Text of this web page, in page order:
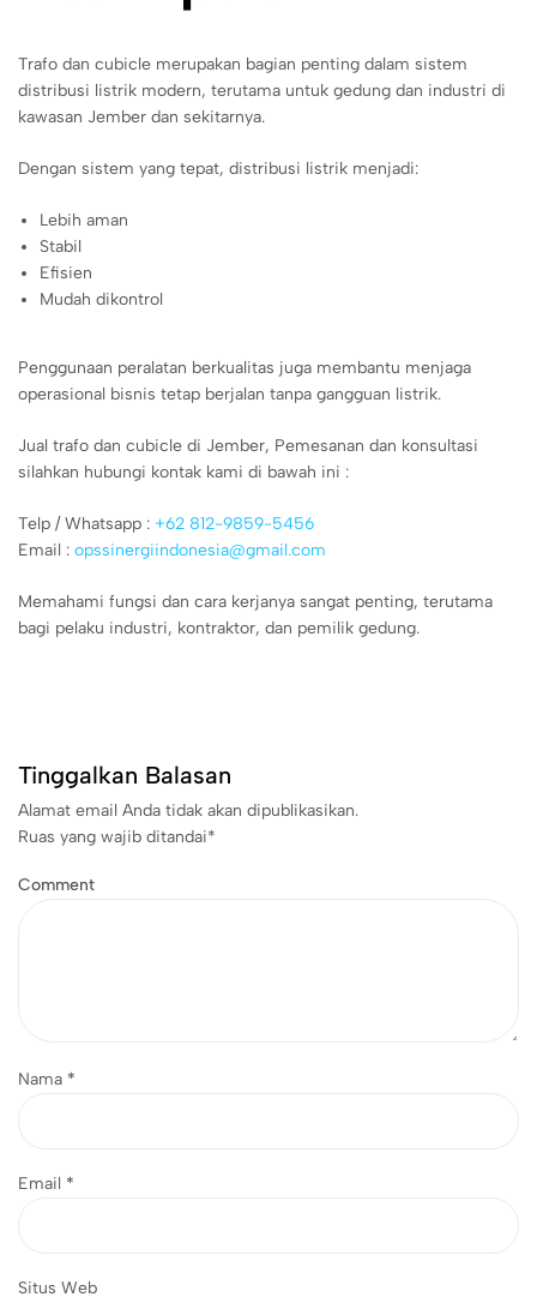
Trafo dan cubicle merupakan bagian penting dalam sistem
distribusi listrik modern, terutama untuk gedung dan industri di
kawasan Jember dan sekitarnya.
Dengan sistem yang tepat, distribusi listrik menjadi:
Lebih aman
Stabil
Efisien
Mudah dikontrol
Penggunaan peralatan berkualitas juga membantu menjaga
operasional bisnis tetap berjalan tanpa gangguan listrik.
Jual trafo dan cubicle di Jember, Pemesanan dan konsultasi
silahkan hubungi kontak kami di bawah ini :
Telp / Whatsapp : +62 812-9859-5456
Email : opssinergiindonesia@gmail.com
Memahami fungsi dan cara kerjanya sangat penting, terutama
bagi pelaku industri, kontraktor, dan pemilik gedung.
Tinggalkan Balasan
Alamat email Anda tidak akan dipublikasikan.
Ruas yang wajib ditandai*
Comment
Nama *
Email *
Situs Web